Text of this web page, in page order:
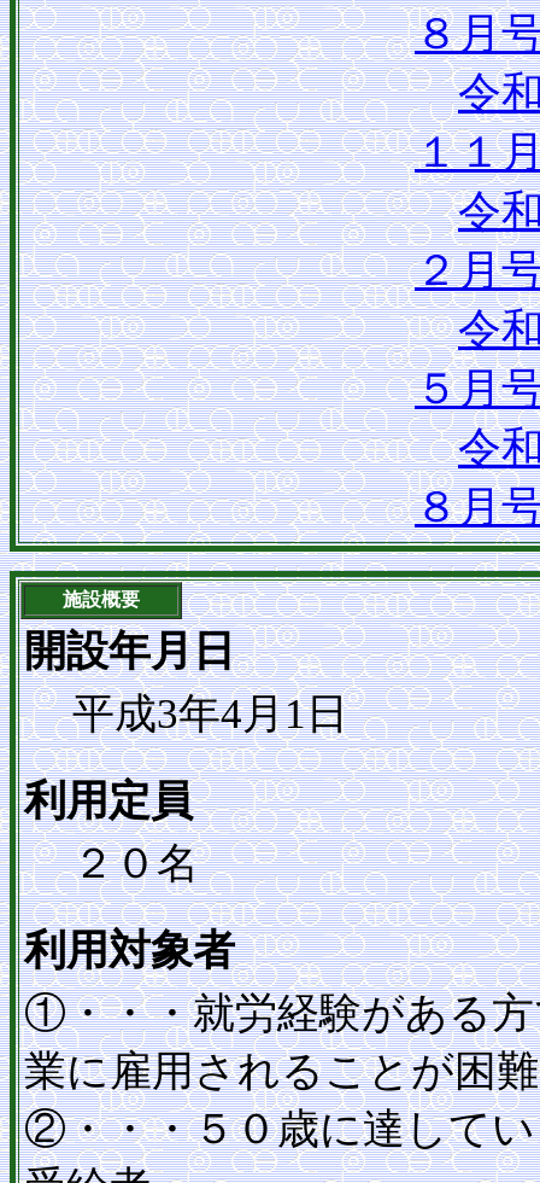
８月
令
１１
令
２月
令
５月
令
８月
施設概要
開設年月日
平成3年4月1日
利用定員
２０名
利用対象者
①・・・就労経験がある
業に雇用されることが困
②・・・５０歳に達して